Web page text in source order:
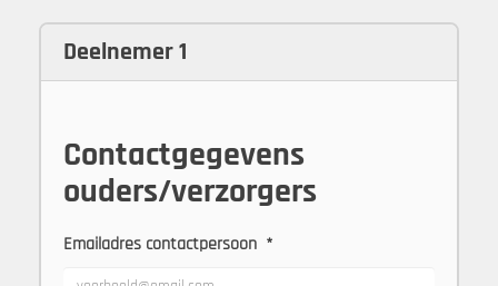
Deelnemer 1
Contactgegevens
ouders/verzorgers
Emailadres contactpersoon *